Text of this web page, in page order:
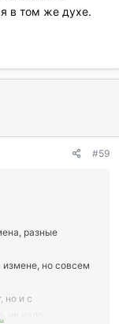
в том же духе.
#59
разные
но совсем
но и с
не надо.